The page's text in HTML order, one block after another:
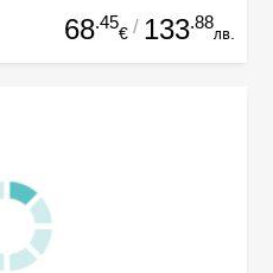
68.45
€ / 133.88
лв.